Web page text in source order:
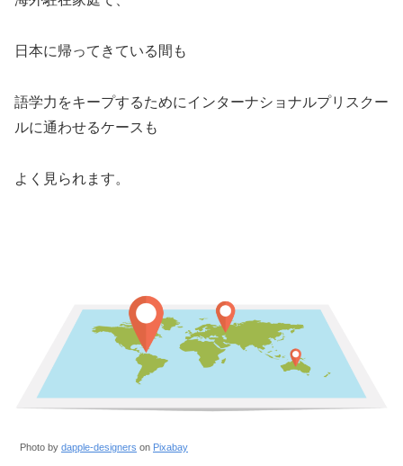
日本に帰ってきている間も
語学力をキープするためにインターナショナルプリスクー
ルに通わせるケースも
よく見られます。
Photo by dapple-designers on Pixabay